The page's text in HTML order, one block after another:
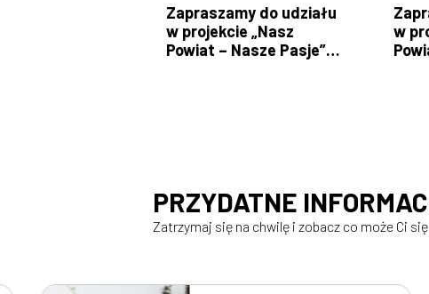
Zapraszamy do udziału
w projekcie „Nasz
Powiat – Nasze Pasje”!
w
PRZYDATNE
Zatrzymaj się na chwilę i zobacz co może Ci